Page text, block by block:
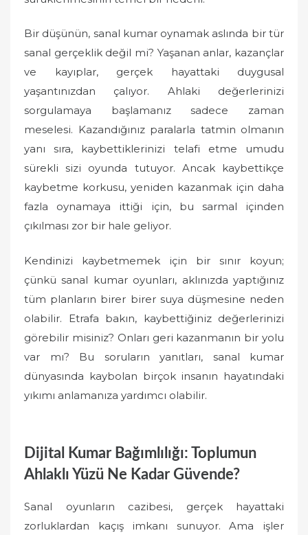
Bir düşünün, sanal kumar oynamak aslında bir tür
sanal gerçeklik değil mi? Yaşanan anlar, kazançlar
ve kayıplar, gerçek hayattaki duygusal
yaşantınızdan çalıyor. Ahlaki değerlerinizi
sorgulamaya başlamanız sadece zaman
meselesi. Kazandığınız paralarla tatmin olmanın
yanı sıra, kaybettiklerinizi telafi etme umudu
sürekli sizi oyunda tutuyor. Ancak kaybettikçe
kaybetme korkusu, yeniden kazanmak için daha
fazla oynamaya ittiği için, bu sarmal içinden
çıkılması zor bir hale geliyor.
Kendinizi kaybetmemek için bir sınır koyun;
çünkü sanal kumar oyunları, aklınızda yaptığınız
tüm planların birer birer suya düşmesine neden
olabilir. Etrafa bakın, kaybettiğiniz değerlerinizi
görebilir misiniz? Onları geri kazanmanın bir yolu
var mı? Bu soruların yanıtları, sanal kumar
dünyasında kaybolan birçok insanın hayatındaki
yıkımı anlamanıza yardımcı olabilir.
Dijital Kumar Bağımlılığı: Toplumun
Ahlaklı Yüzü Ne Kadar Güvende?
Sanal oyunların cazibesi, gerçek hayattaki
zorluklardan kaçış imkanı sunuyor. Ama işler